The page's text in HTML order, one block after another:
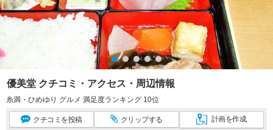
優美堂 クチコミ・アクセス・周辺情報
糸満・ひめゆり グルメ 満足度ランキング 10位
クチコミ を投稿 クリップする 計画を作成